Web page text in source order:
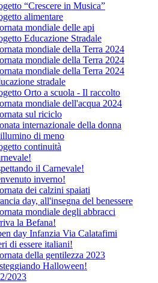
“Crescere in Musica”
alimentare
mondiale delle api
Educazione Stradale
mondiale della Terra 2024
mondiale della Terra 2024
mondiale della Terra 2024
stradale
Orto a scuola - Il raccolto
mondiale dell'acqua 2024
sul riciclo
internazionale della donna
di meno
continuità
il Carnevale!
inverno!
dei calzini spaiati
day, all'insegna del benessere
mondiale degli abbracci
la Befana!
day Infanzia Via Calatafimi
di essere italiani!
della gentilezza 2023
Halloween!
2023